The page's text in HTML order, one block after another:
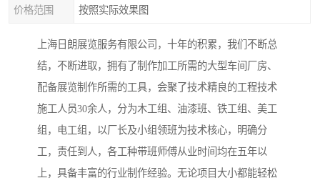
价格范围 按照实际效果图
上海日朗展览服务有限公司，十年的积累，我们不断总
结，不断进取，拥有了制作加工所需的大型车间厂房、
配备展览制作所需的工具，会聚了技术精良的工程技术
施工人员30余人，分为木工组、油漆班、铁工组、美工
组，电工组，以厂长及小组领班为技术核心，明确分
工，责任到人，各工种带班师傅从业时间均在五年以
上，具备丰富的行业制作经验。无论项目大小都能轻松